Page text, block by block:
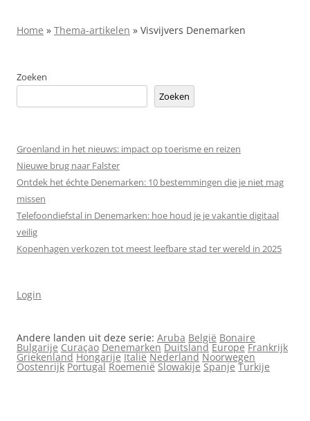
Home » Thema-artikelen » Visvijvers Denemarken
Zoeken
Zoeken
Groenland in het nieuws: impact op toerisme en reizen
Nieuwe brug naar Falster
Ontdek het échte Denemarken: 10 bestemmingen die je niet mag
missen
Telefoondiefstal in Denemarken: hoe houd je je vakantie digitaal
veilig
Kopenhagen verkozen tot meest leefbare stad ter wereld in 2025
Login
Andere landen uit deze serie: Aruba België Bonaire
Bulgarije Curaçao Denemarken Duitsland Europe Frankrijk
Griekenland Hongarije Italië Nederland Noorwegen
Oostenrijk Portugal Roemenië Slowakije Spanje Turkije